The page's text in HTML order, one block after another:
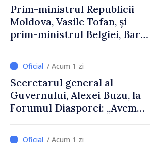
Prim-ministrul Republicii
Moldova, Vasile Tofan, și
prim-ministrul Belgiei, Bart
despre parcursul european
al Republicii Moldova.
/ Acum 1 zi
Secretarul general al
Guvernului, Alexei Buzu, la
Forumul Diasporei: „Avem
dumneavoastră pentru a
/ Acum 1 zi